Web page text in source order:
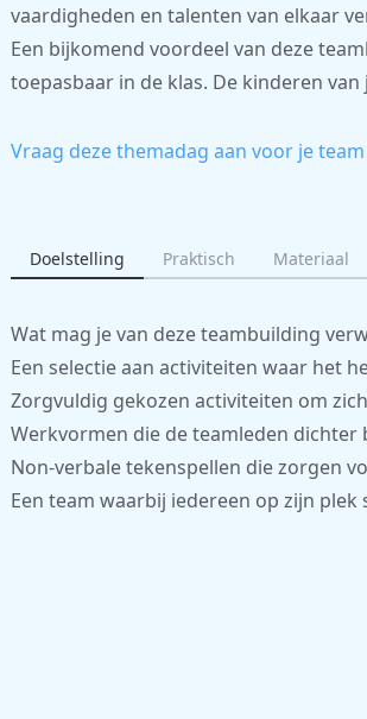
vaardigheden en talenten van elkaar
Een bijkomend voordeel van deze
toepasbaar in de klas. De kinderen
Vraag deze themadag aan voor je team
Doelstelling Praktisch Materiaal
Wat mag je van deze teambuilding
Een selectie aan activiteiten waar het
Zorgvuldig gekozen activiteiten om
Werkvormen die de teamleden dichter
Non-verbale tekenspellen die zorgen
Een team waarbij iedereen op zijn plek